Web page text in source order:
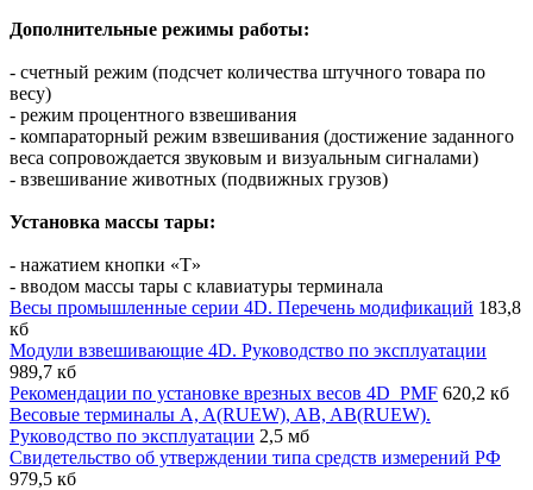
Дополнительные режимы работы:
- счетный режим (подсчет количества штучного товара по
весу)
- режим процентного взвешивания
- компараторный режим взвешивания (достижение заданного
веса сопровождается звуковым и визуальным сигналами)
- взвешивание животных (подвижных грузов)
Установка массы тары:
- нажатием кнопки «T»
- вводом массы тары с клавиатуры терминала
Весы промышленные серии 4D. Перечень модификаций 183,8
кб
Модули взвешивающие 4D. Руководство по эксплуатации
989,7 кб
Рекомендации по установке врезных весов 4D_PMF 620,2 кб
Весовые терминалы A, A(RUЕW), AB, AB(RUЕW).
Руководство по эксплуатации 2,5 мб
Свидетельство об утверждении типа средств измерений РФ
979,5 кб